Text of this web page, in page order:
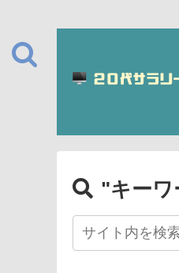
"キーワ